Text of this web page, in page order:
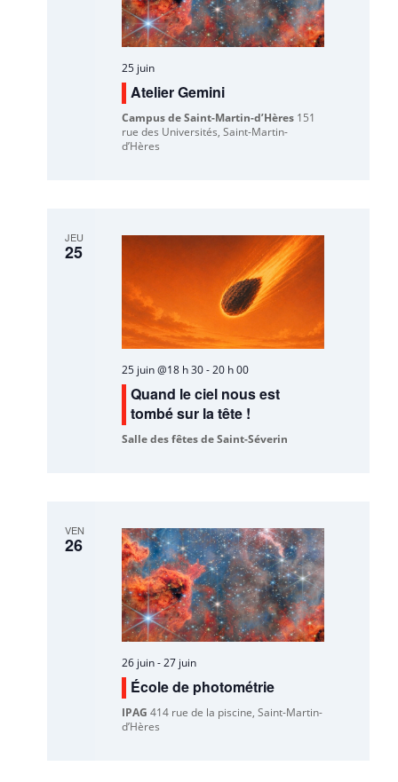
25 juin
Atelier Gemini
Campus de Saint-Martin-d’Hères 151
rue des Universités, Saint-Martin-
d’Hères
JEU
25
25 juin @18 h 30-20 h 00
Quand le ciel nous est
tombé sur la tête !
Salle des fêtes de Saint-Séverin
VEN
26
26 juin-27 juin
École de photométrie
IPAG414 rue de la piscine, Saint-Martin-
d’Hères